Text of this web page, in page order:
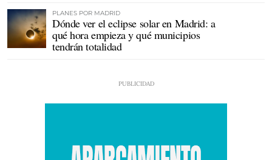
PLANES POR MADRID
Dónde ver el eclipse solar en Madrid: a
qué hora empieza y qué municipios
tendrán totalidad